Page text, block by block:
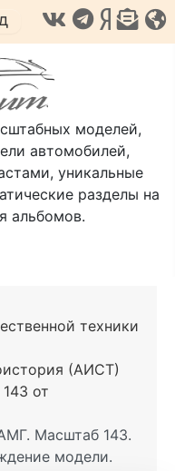
моделей,
автомобилей,
уникальные
разделы на
альбомов.
техники
(АИСТ)
от
Масштаб 143.
модели.